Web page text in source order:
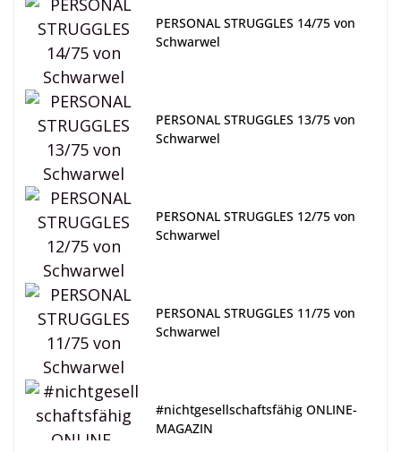
PERSONAL STRUGGLES 14/75 von
Schwarwel
PERSONAL STRUGGLES 13/75 von
Schwarwel
PERSONAL STRUGGLES 12/75 von
Schwarwel
PERSONAL STRUGGLES 11/75 von
Schwarwel
#nichtgesellschaftsfähig ONLINE-
MAGAZIN